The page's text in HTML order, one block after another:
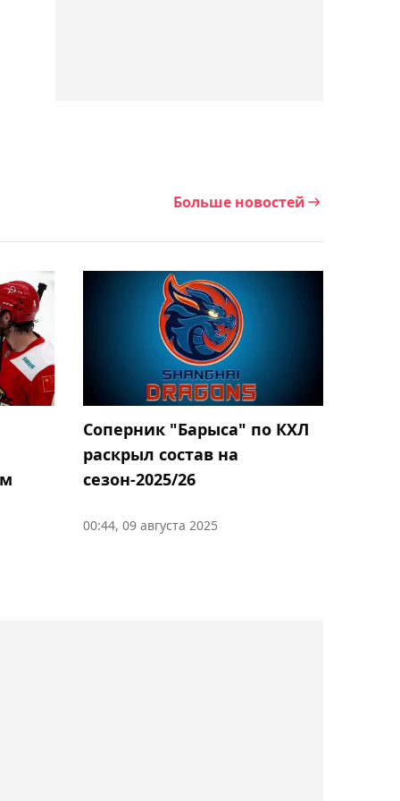
"Шахтёр" обыграл
"Каспий М" в матче
Первой лиги
"Условия не выполнены":
в УЕФА заявили, что
ФИФА остаётся в силе
19:51, 06 августа 2026
Тажудинов проведут
19:20, 06 августа 2026
Больше новостей
Соперник "Барыса" по КХЛ
раскрыл состав на
сезон-2025/26
00:44, 09 августа 2025